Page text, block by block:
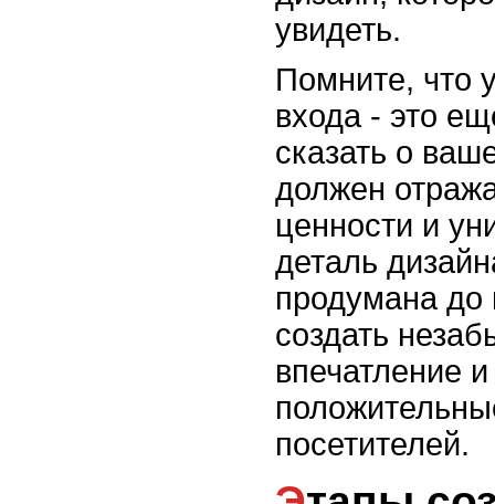
увидеть.
Помните, что
входа - это
сказать о
должен
ценности и
деталь
продумана до
создать
впечатление
посетителей.